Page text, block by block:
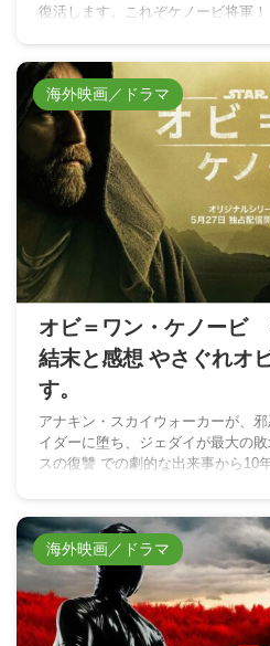
復活します。これぞケノービ将軍！
海外映画／ドラマ
オビ＝ワン・ケノービ
結末と感想 やさぐれオ
す。
アナキン・スカイウォーカーが、
イダーに堕ち、ジェダイが最大の
スの復讐 での劇的な出来事から10
海外映画／ドラマ